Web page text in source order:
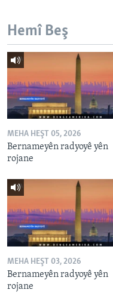
Zimanên Din
Hemî Beş
MEHA HEŞT 05, 2026
Bernameyên radyoyê yên
rojane
MEHA HEŞT 03, 2026
Bernameyên radyoyê yên
rojane